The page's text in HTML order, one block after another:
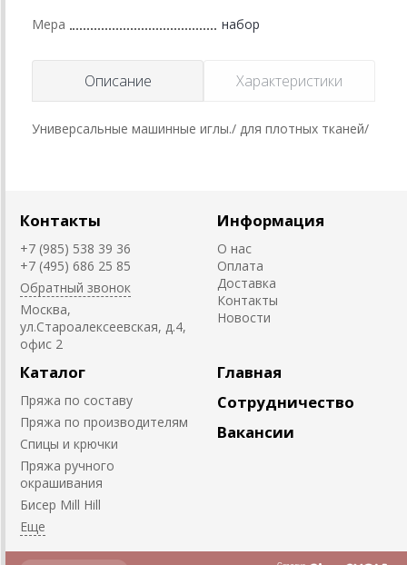
Мера набор
Описание Характеристики
Универсальные машинные иглы./ для плотных тканей/
Контакты
+7 (985) 538 39 36
+7 (495) 686 25 85
Обратный звонок
Москва,
ул.Староалексеевская, д.4,
офис 2
Информация
О нас
Оплата
Доставка
Контакты
Новости
Каталог
Пряжа по составу
Пряжа по производителям
Спицы и крючки
Пряжа ручного
окрашивания
Биcер Mill Hill
Главная
Сотрудничество
Вакансии